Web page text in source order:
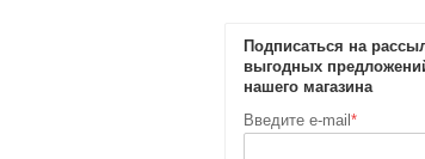
Подписаться на
выгодных
нашего магазина
Введите e-mail *